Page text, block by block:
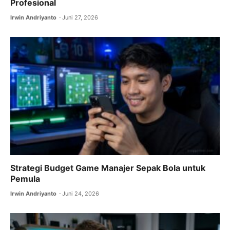
Profesional
Irwin Andriyanto Juni 27, 2026
Strategi Budget Game Manajer Sepak Bola untuk
Pemula
Irwin Andriyanto Juni 24, 2026